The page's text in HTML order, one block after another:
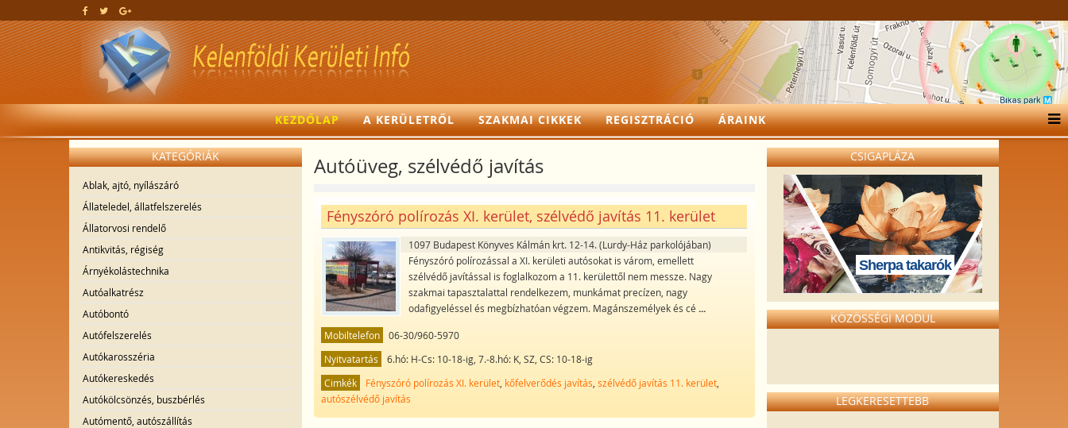
KEZDŐLAP A KERÜLETRŐL SZAKMAI CIKKEK REGISZTRÁCIÓ ÁRAINK
KATEGÓRIÁK
Ablak, ajtó, nyílászáró
Állateledel, állatfelszerelés
Állatorvosi rendelő
Antikvitás, régiség
Árnyékolástechnika
Autóalkatrész
Autóbontó
Autófelszerelés
Autókarosszéria
Autókereskedés
Autókölcsönzés, buszbérlés
Autómentő, autószállítás
Autóüveg, szélvédő javítás
Fényszóró polírozás XI. kerület, szélvédő javítás 11. kerület
1097 Budapest Könyves Kálmán krt. 12-14. (Lurdy-Ház parkolójában)
Fényszóró polírozással a XI. kerületi autósokat is várom, emellett
szélvédő javítással is foglalkozom a 11. kerülettől nem messze. Nagy
szakmai tapasztalattal rendelkezem, munkámat precízen, nagy
odafigyeléssel és megbízhatóan végzem. Magánszemélyek és cé ...
Mobiltelefon
06-30/960-5970
Nyitvatartás
6.hó: H-Cs: 10-18-ig, 7.-8.hó: K, SZ, CS: 10-18-ig
Cimkék
Fényszóró polírozás XI. kerület kőfelverődés javítás ,szélvédő javítás 11. kerület
autószélvédő javítás
CSIGAPLÁZA
Sherpa takarók
KÖZÖSSÉGI MODUL
LEGKERESETTEBB